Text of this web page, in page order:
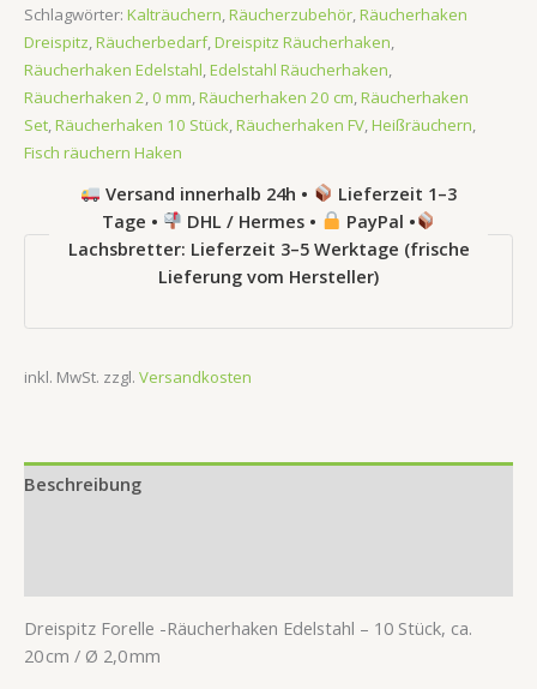
Schlagwörter: Kalträuchern,Räucherzubehör,Räucherhaken
Dreispitz,Räucherbedarf,Dreispitz Räucherhaken,
Räucherhaken Edelstahl,Edelstahl Räucherhaken,
Räucherhaken 2, 0 mm,Räucherhaken 20 cm,Räucherhaken
Set,Räucherhaken 10 Stück,Räucherhaken FV,Heißräuchern,
Fisch räuchern Haken
Versand innerhalb 24h •
Lieferzeit 1–3
Tage •
DHL / Hermes •
PayPal •
Lachsbretter: Lieferzeit 3–5 Werktage (frische
Lieferung vom Hersteller)
inkl. MwSt. zzgl. Versandkosten
Beschreibung
Dreispitz Forelle -Räucherhaken Edelstahl – 10 Stück, ca.
20 cm / Ø 2,0 mm